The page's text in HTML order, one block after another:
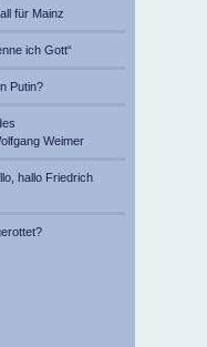
für Mainz
ich Gott“
Putin?
Weimer
hallo Friedrich